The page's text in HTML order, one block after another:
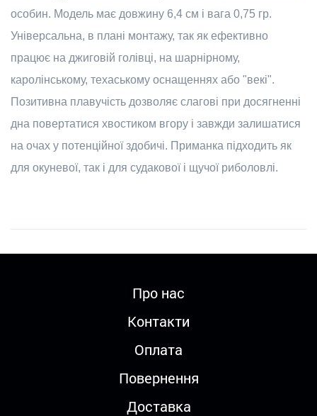
особин. Модель має довжину 6,4 см і вага 0,75 гр.
Універсальна, в плані монтажу, так як ефективно
працює на джиговій голівці, на шарнірному,
каролінському, техаському оснащеннях або "векі".
Позитивна плавучість дозволяє слагові при досягненні
дна повертатися хвостиком вгору і завжди залишатися
на очах у потенційної здобичі. Приманка підходить як
для окуневої, так і для судакової і щучої риболовлі.
Про нас
Контакти
Оплата
Повернення
Доставка